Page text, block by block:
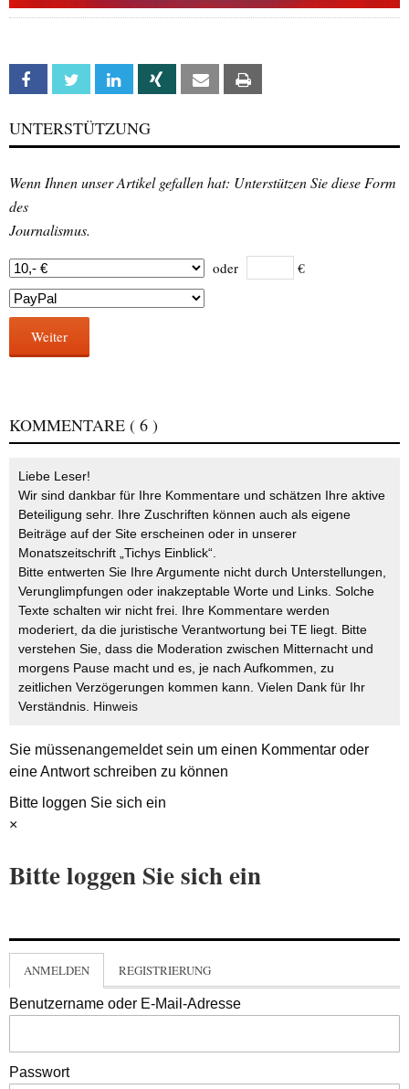
Facebook Twitter Linkedin Xing Email
UNTERSTÜTZUNG
Wenn Ihnen unser Artikel gefallen hat: Unterstützen Sie diese Form
des
Journalismus.
oder €
Weiter
KOMMENTARE ( 6 )
Liebe Leser!
Wir sind dankbar für Ihre Kommentare und schätzen Ihre aktive
Beteiligung sehr. Ihre Zuschriften können auch als eigene
Beiträge auf der Site erscheinen oder in unserer
Monatszeitschrift „Tichys Einblick“.
Bitte entwerten Sie Ihre Argumente nicht durch Unterstellungen,
Verunglimpfungen oder inakzeptable Worte und Links. Solche
Texte schalten wir nicht frei. Ihre Kommentare werden
moderiert, da die juristische Verantwortung bei TE liegt. Bitte
verstehen Sie, dass die Moderation zwischen Mitternacht und
morgens Pause macht und es, je nach Aufkommen, zu
zeitlichen Verzögerungen kommen kann. Vielen Dank für Ihr
Verständnis. Hinweis
Sie müssenangemeldetsein um einen Kommentar oder
eine Antwort schreiben zu können
Bitte loggen Sie sich ein
×
Bitte loggen Sie sich ein
ANMELDEN REGISTRIERUNG
Benutzername oder E-Mail-Adresse
Passwort